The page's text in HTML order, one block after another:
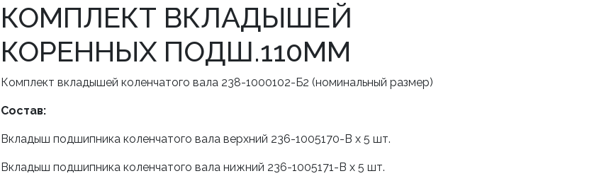
КОМПЛЕКТ ВКЛАДЫШЕЙ
КОРЕННЫХ ПОДШ.110ММ
Комплект вкладышей коленчатого вала 238-1000102-Б2 (номинальный размер)
Состав:
Вкладыш подшипника коленчатого вала верхний 236-1005170-В х 5 шт.
Вкладыш подшипника коленчатого вала нижний 236-1005171-В х 5 шт.